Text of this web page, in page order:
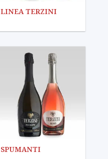
LINEA TERZINI
SPUMANTI